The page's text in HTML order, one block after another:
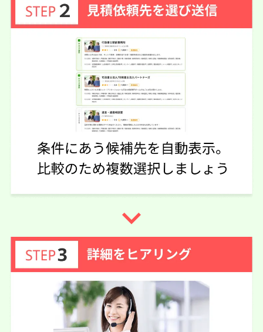
明もして頂いたので選びました。
実際に依頼した感想
とても感じの良い先生で、相続人の母が近々入院する予定
である事を伝えたら、面談なしで電話確認のみでの相続登
記手続きをして頂ける事になりました。母に無理させられ
なかったので大変助かりました。
この口コミの事務所詳細をみる
50代 女性(千葉県) 3.75
ご利用事務所名
弁護士法人グラディアトル法律事務
グダグダな遺産相続の話をきちんと聞いてくれて、相手の
おかしいところを指摘してくれた。そのおかげで目が覚め
たような気分になって、相手の毒に染まっていたのが自分
達は間違ってないともう一度戦う気力になれた
navigate_next